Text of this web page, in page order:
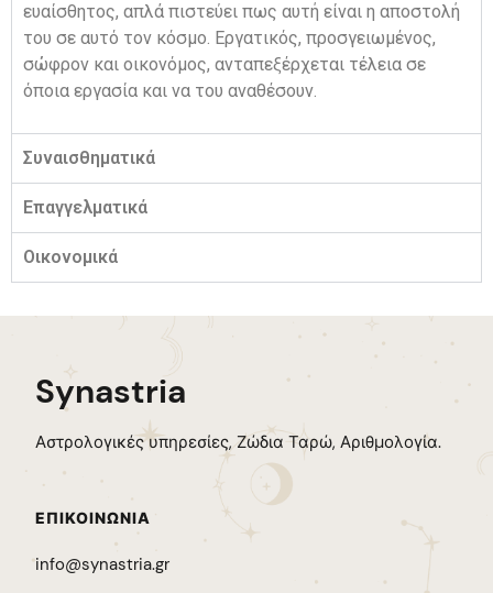
ευαίσθητος, απλά πιστεύει πως αυτή είναι η αποστολή
του σε αυτό τον κόσμο. Εργατικός, προσγειωμένος,
σώφρον και οικονόμος, ανταπεξέρχεται τέλεια σε
όποια εργασία και να του αναθέσουν.
Συναισθηματικά
Επαγγελματικά
Οικονομικά
Synastria
Αστρολογικές υπηρεσίες, Ζώδια Ταρώ, Αριθμολογία.
ΕΠΙΚΟΙΝΩΝΊΑ
info@synastria.gr